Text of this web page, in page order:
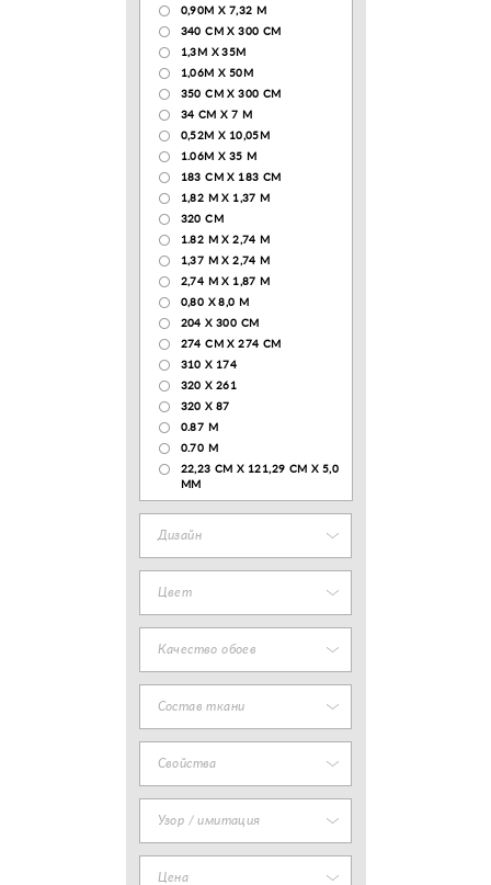
0,90М Х 7,32 М
340 CM X 300 CM
1,3M X 35M
1,06M X 50M
350 CM X 300 CM
34 CM X 7 M
0,52М Х 10,05М
1.06M X 35 M
183 СМ Х 183 СМ
1,82 М Х 1,37 М
320 CM
1.82 М Х 2,74 М
1,37 М Х 2,74 М
2,74 М Х 1,87 М
0,80 Х 8,0 М
204 Х 300 СМ
274 СМ Х 274 СМ
310 X 174
320 X 261
320 X 87
0.87 M
0.70 M
22,23 CM X 121,29 CM X 5,0
MM
Дизайн
Цвет
Качество обоев
Состав ткани
Свойства
Узор / имитация
Цена